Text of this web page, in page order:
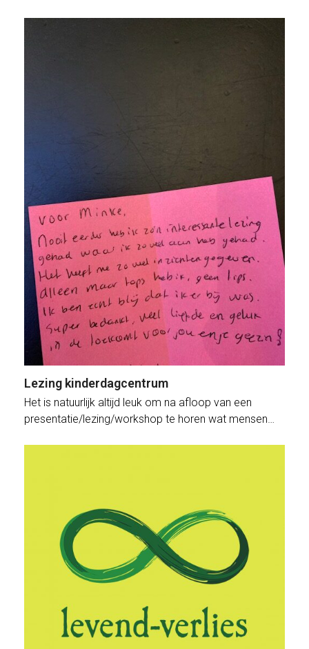
Lezing kinderdagcentrum
Het is natuurlijk altijd leuk om na afloop van een
presentatie/lezing/workshop te horen wat mensen…